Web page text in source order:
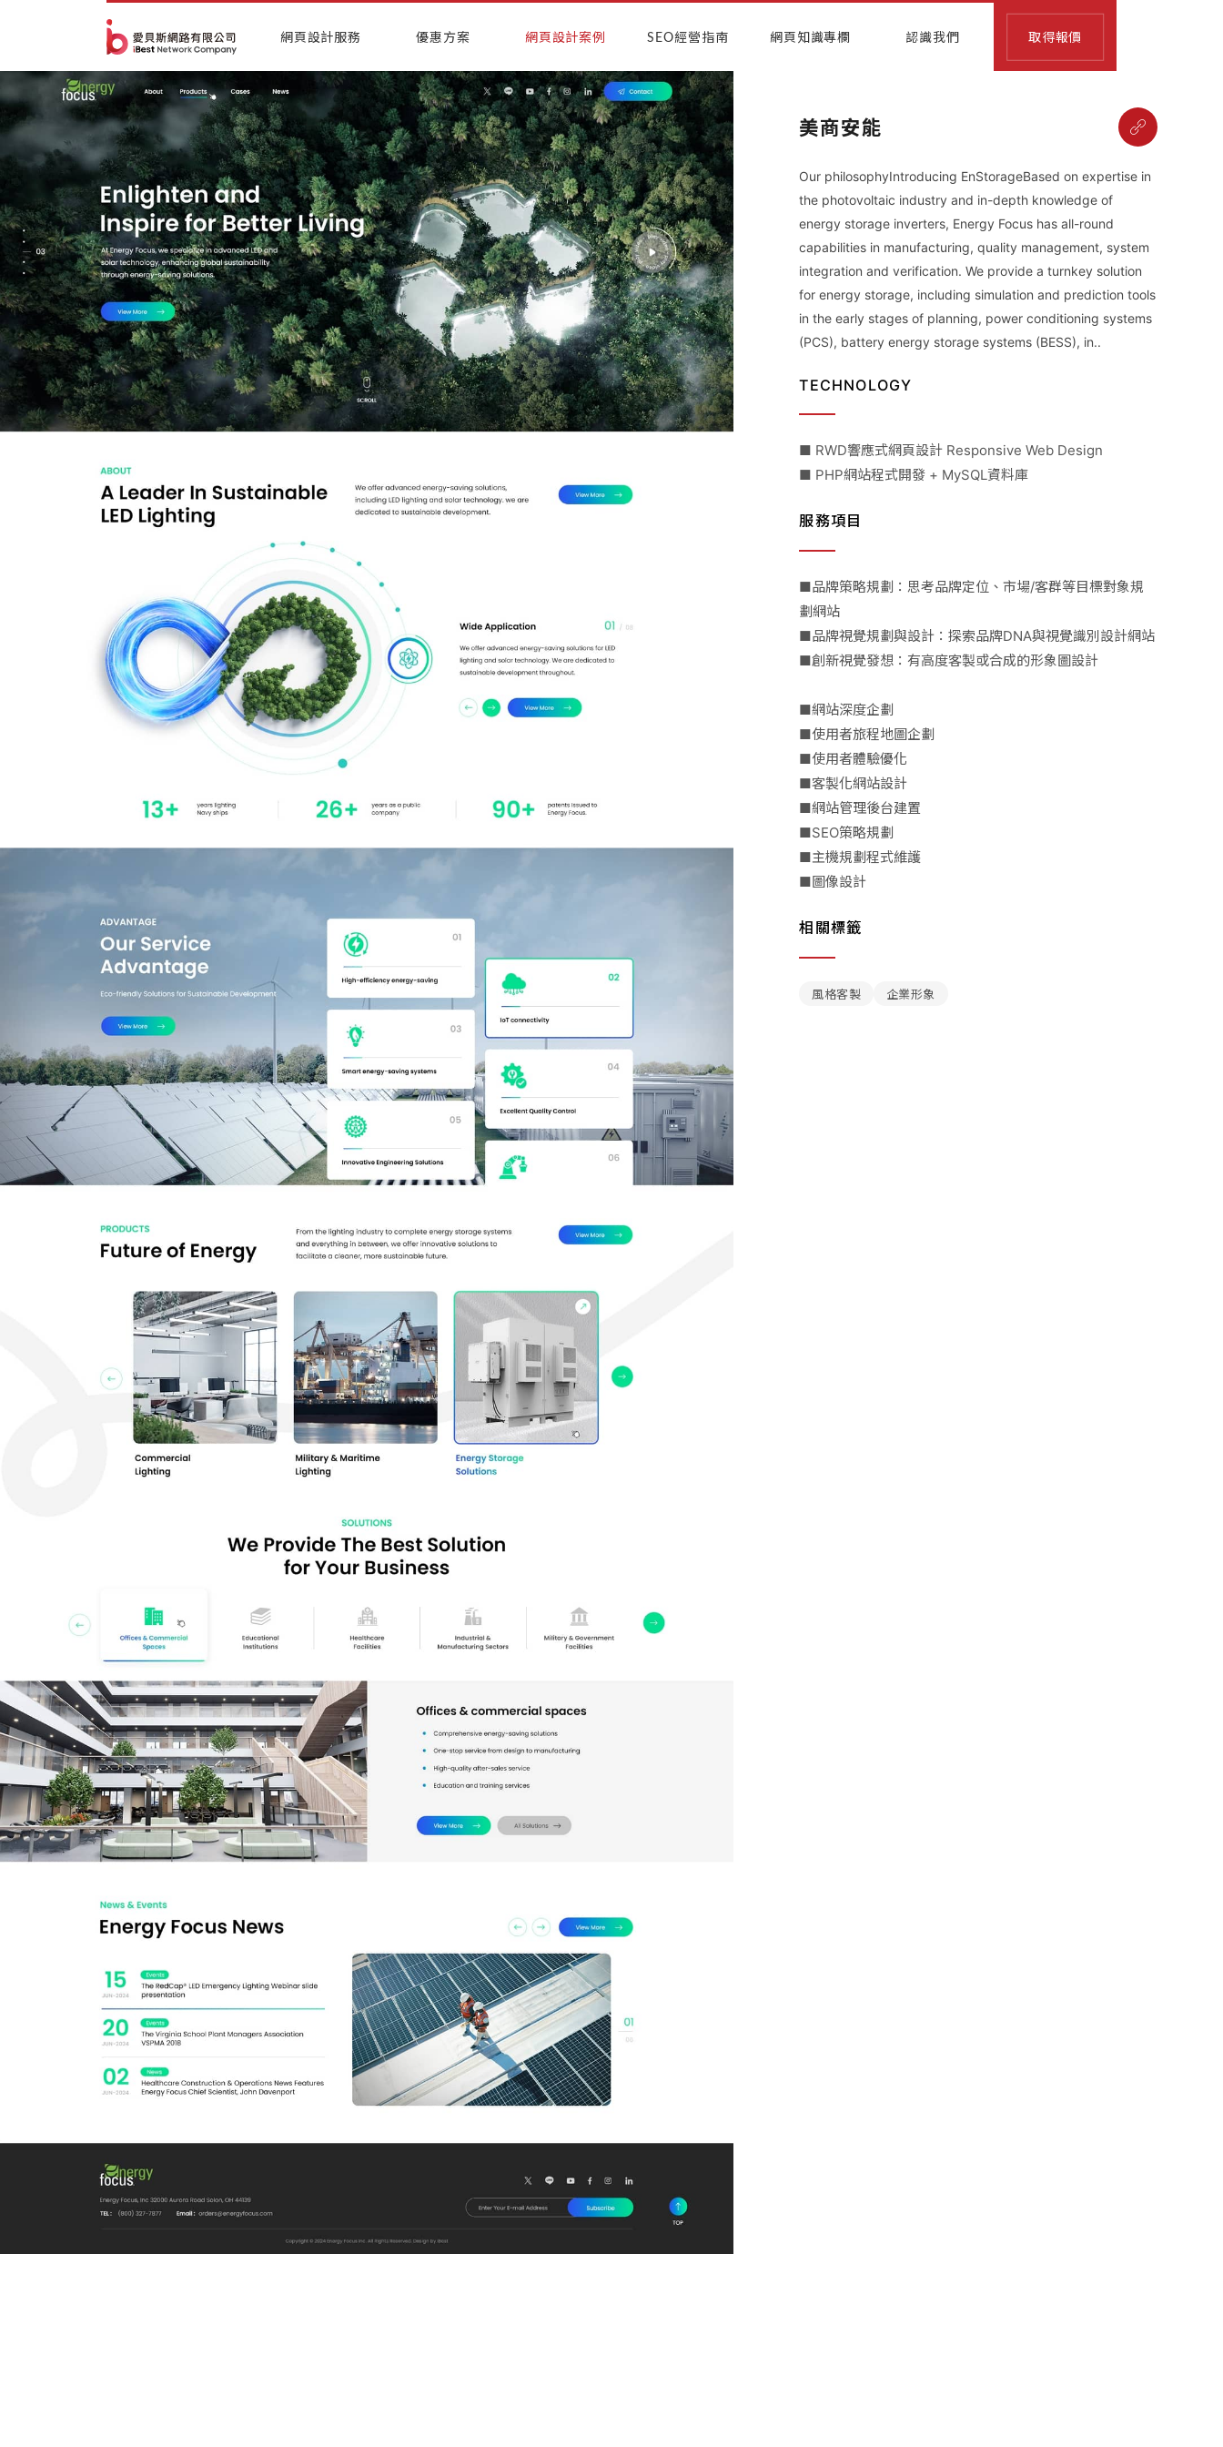
網頁設計服務 優惠方案 網頁設計案例 SEO經營指南 網頁知識專欄 認識我們 取得報價
美商安能
Our philosophyIntroducing EnStorageBased on expertise in
the photovoltaic industry and in-depth knowledge of
energy storage inverters, Energy Focus has all-round
capabilities in manufacturing, quality management, system
integration and verification. We provide a turnkey solution
for energy storage, including simulation and prediction tools
in the early stages of planning, power conditioning systems
(PCS), battery energy storage systems (BESS), in..
TECHNOLOGY
■ RWD響應式網頁設計 Responsive Web Design
■ PHP網站程式開發 + MySQL資料庫
服務項目
■品牌策略規劃：思考品牌定位、市場/客群等目標對象規
劃網站
■品牌視覺規劃與設計：探索品牌DNA與視覺識別設計網站
■創新視覺發想：有高度客製或合成的形象圖設計
■網站深度企劃
■使用者旅程地圖企劃
■使用者體驗優化
■客製化網站設計
■網站管理後台建置
■SEO策略規劃
■主機規劃程式維護
■圖像設計
相關標籤
風格客製 企業形象